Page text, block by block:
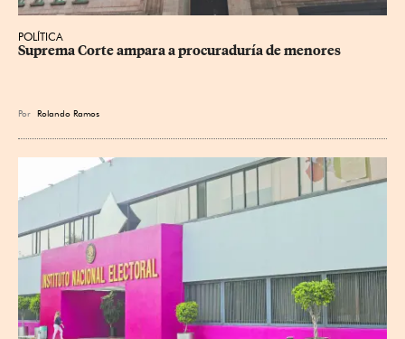
POLÍTICA
Suprema Corte ampara a procuraduría de menores
Por Rolando Ramos